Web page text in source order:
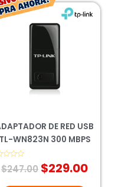
DE RED USB
TL-WN823N 300 MBPS
$247.00
El
precio
original
era:
$247.00.
$229.00
El